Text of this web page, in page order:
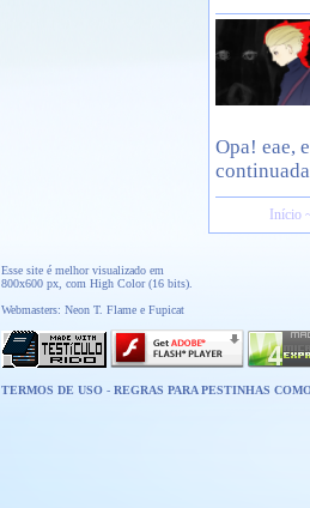
Opa! eae,
Início
Esse site é melhor visualizado em
800x600 px, com High Color (16 bits).
Webmasters: Neon T. Flame e Fupicat
TERMOS DE USO- REGRAS PARA PESTINHAS